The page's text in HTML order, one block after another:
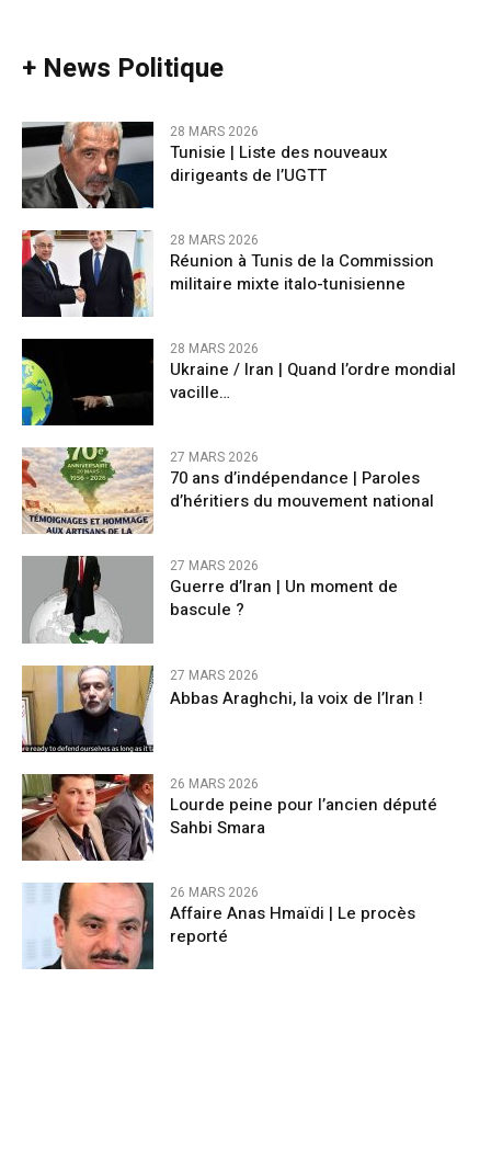
+ News Politique
28 MARS 2026
Tunisie | Liste des nouveaux
dirigeants de l’UGTT
28 MARS 2026
Réunion à Tunis de la Commission
militaire mixte italo-tunisienne
28 MARS 2026
Ukraine / Iran | Quand l’ordre mondial
vacille…
27 MARS 2026
70 ans d’indépendance | Paroles
d’héritiers du mouvement national
27 MARS 2026
Guerre d’Iran | Un moment de
bascule ?
27 MARS 2026
Abbas Araghchi, la voix de l’Iran !
26 MARS 2026
Lourde peine pour l’ancien député
Sahbi Smara
26 MARS 2026
Affaire Anas Hmaïdi | Le procès
reporté